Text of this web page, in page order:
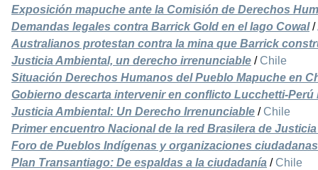
Exposición mapuche ante la Comisión de Derechos
Demandas legales contra Barrick Gold en el lago Cowal/
Australianos protestan contra la mina que Barrick
Justicia Ambiental, un derecho irrenunciable / Chile
Situación Derechos Humanos del Pueblo Mapuche en
Gobierno descarta intervenir en conflicto Lucchetti-
Justicia Ambiental: Un Derecho Irrenunciable / Chile
Primer encuentro Nacional de la red Brasilera de
Foro de Pueblos Indígenas y organizaciones ciudadanas
Plan Transantiago: De espaldas a la ciudadanía / Chile